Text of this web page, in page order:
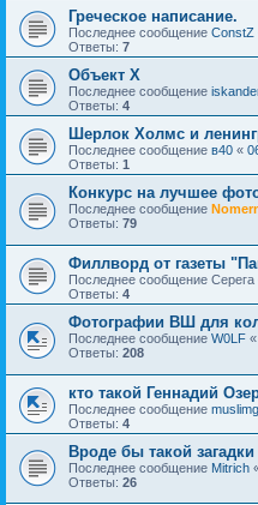
Греческое написание.
Последнее сообщение ConstZ
Ответы: 7
Объект Х
Последнее сообщение
Ответы: 4
Шерлок Холмс и
Последнее сообщение в40 «
Ответы: 1
Конкурс на лучшее
Последнее сообщение
Ответы: 79
Филлворд от газеты
Последнее сообщение Серега
Ответы: 4
Фотографии ВШ для
Последнее сообщение W0LF «
Ответы: 208
кто такой Геннадий
Последнее сообщение
Ответы: 4
Вроде бы такой
Последнее сообщение Mitrich
Ответы: 26